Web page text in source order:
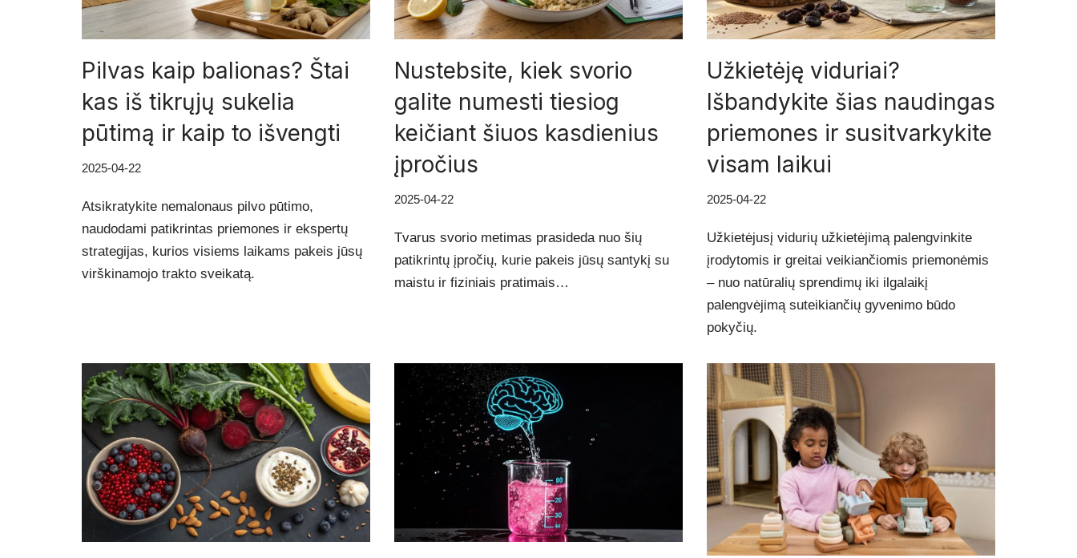
Pilvas kaip balionas? Štai
kas iš tikrųjų sukelia
pūtimą ir kaip to išvengti
2025-04-22
Atsikratykite nemalonaus pilvo pūtimo,
naudodami patikrintas priemones ir ekspertų
strategijas, kurios visiems laikams pakeis jūsų
virškinamojo trakto sveikatą.
Nustebsite, kiek svorio
galite numesti tiesiog
keičiant šiuos kasdienius
įpročius
2025-04-22
Tvarus svorio metimas prasideda nuo šių
patikrintų įpročių, kurie pakeis jūsų santykį su
maistu ir fiziniais pratimais…
Užkietėję viduriai?
Išbandykite šias naudingas
priemones ir susitvarkykite
visam laikui
2025-04-22
Užkietėjusį vidurių užkietėjimą palengvinkite
įrodytomis ir greitai veikiančiomis priemonėmis
– nuo natūralių sprendimų iki ilgalaikį
palengvėjimą suteikiančių gyvenimo būdo
pokyčių.